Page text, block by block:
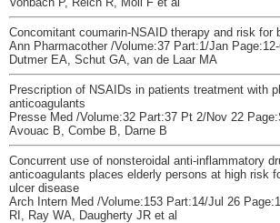
Concomitant coumarin-NSAID therapy and risk for
Ann Pharmacother /Volume:37 Part:1/Jan
Dutmer EA, Schut GA, van de Laar MA
Prescription of NSAIDs in patients treatment with
anticoagulants
Presse Med /Volume:32 Part:37 Pt 2/Nov 22
Avouac B, Combe B, Darne B
Concurrent use of nonsteroidal anti-inflammatory
anticoagulants places elderly persons at high risk
ulcer disease
Arch Intern Med /Volume:153 Part:14/Jul 26
RI, Ray WA, Daugherty JR et al